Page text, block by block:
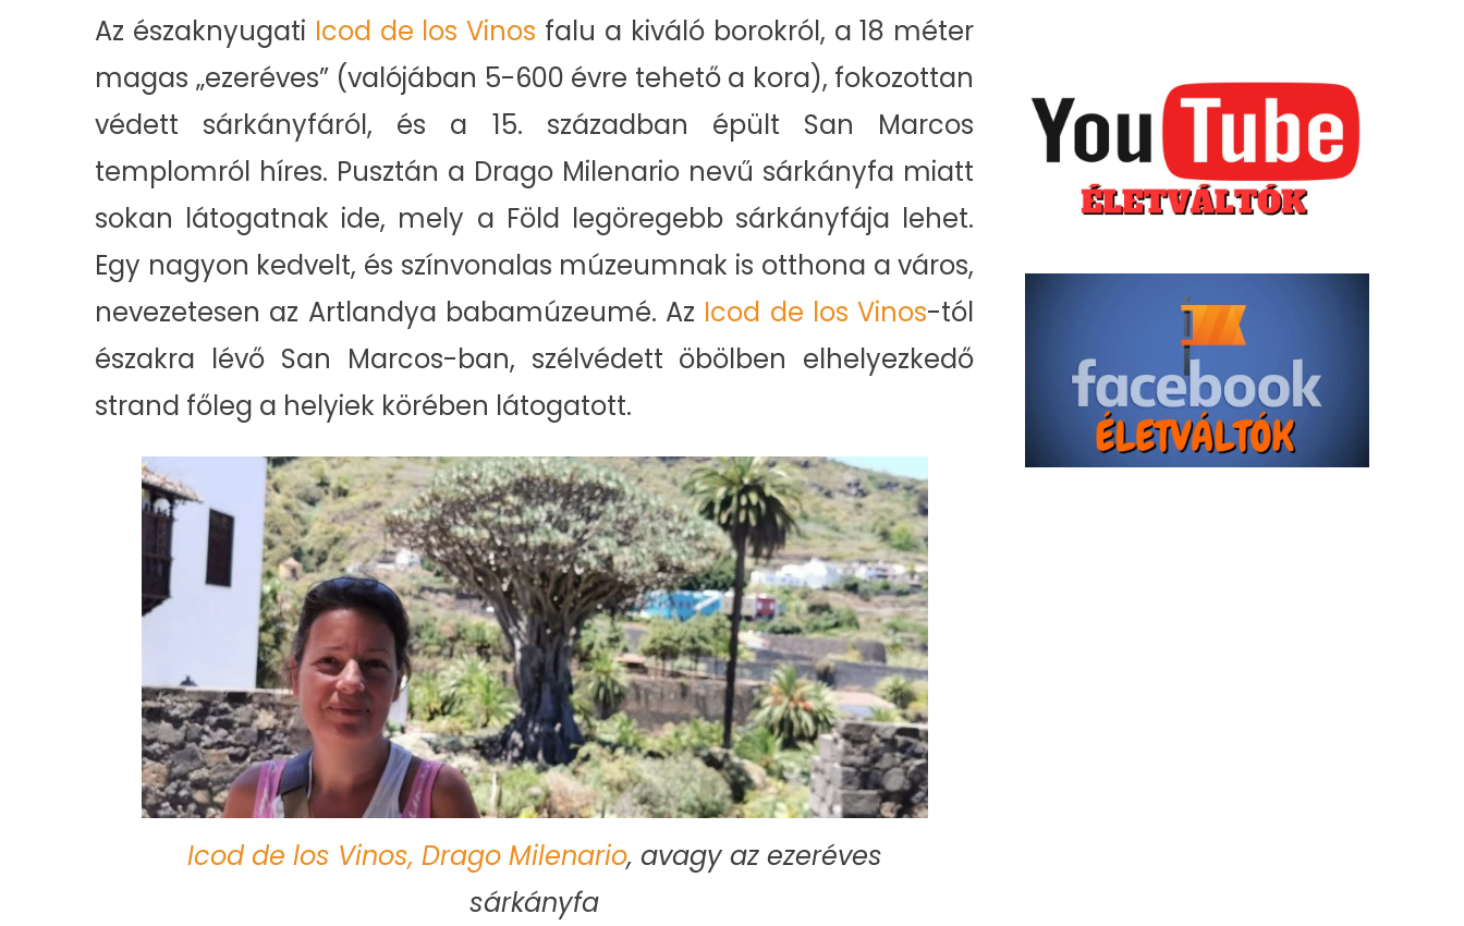
Az északnyugati Icod de los Vinos falu a kiváló borokról, a 18 méter
magas „ezeréves” (valójában 5-600 évre tehető a kora), fokozottan
védett sárkányfáról, és a 15. században épült San Marcos
templomról híres. Pusztán a Drago Milenario nevű sárkányfa miatt
sokan látogatnak ide, mely a Föld legöregebb sárkányfája lehet.
Egy nagyon kedvelt, és színvonalas múzeumnak is otthona a város,
nevezetesen az Artlandya babamúzeumé. Az Icod de los Vinos-tól
északra lévő San Marcos-ban, szélvédett öbölben elhelyezkedő
strand főleg a helyiek körében látogatott.
Icod de los Vinos, Drago Milenario, avagy az ezeréves
sárkányfa